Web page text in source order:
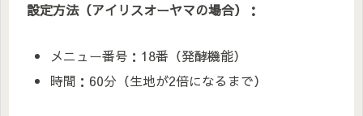
設定方法（アイリスオーヤマの場合）：
メニュー番号：18番（発酵機能）
時間：60分（生地が2倍になるまで）